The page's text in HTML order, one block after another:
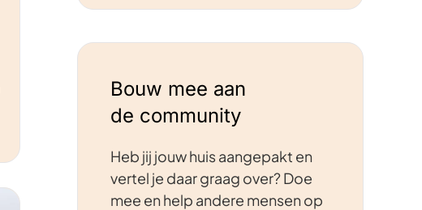
Bouw mee aan
de community
Heb jij jouw huis aangepakt en
vertel je daar graag over? Doe
mee en help andere mensen op